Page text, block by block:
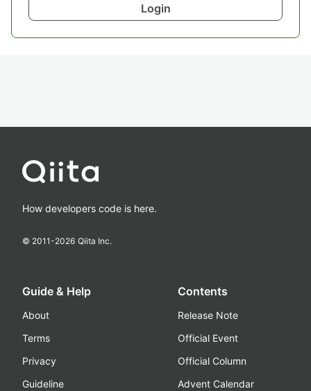
Login
How developers code is here.
© 2011-2026 Qiita Inc.
Guide & Help
About
Terms
Privacy
Guideline
Contents
Release Note
Official Event
Official Column
Advent Calendar